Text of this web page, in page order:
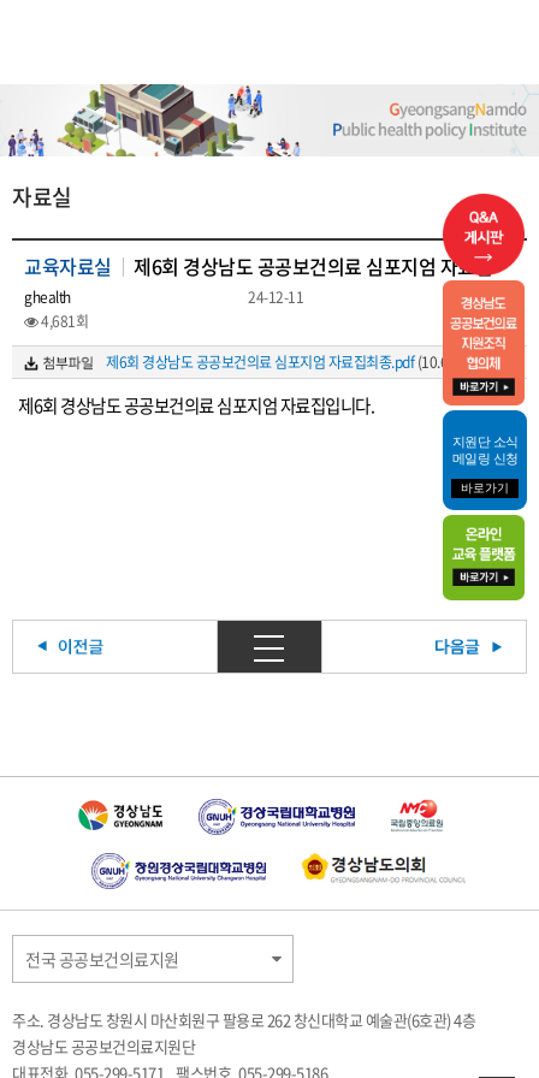
자료실
교육자료실 제6회 경상남도 공공보건의료 심포지엄 자료집
ghealth
24-12-11
4,681회
제6회 경상남도 공공보건의료 심포지엄 자료집최종.pdf(10.6M)
제6회 경상남도 공공보건의료 심포지엄 자료집입니다.
전국 공공보건의료지원
주소. 경상남도 창원시 마산회원구 팔용로 262 창신대학교 예술관(6호관) 4층
경상남도 공공보건의료지원단
대표전화. 055-299-5171 팩스번호. 055-299-5186
지원단 소식
메일링 신청
바로가기